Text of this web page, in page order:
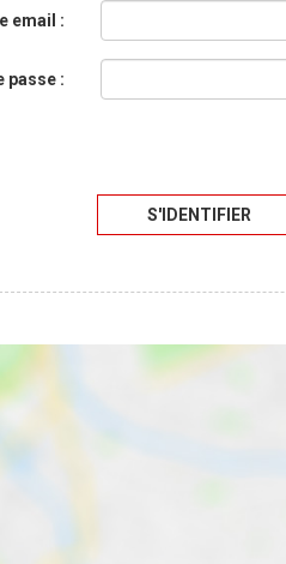
email :
passe :
S'IDENTIFIER